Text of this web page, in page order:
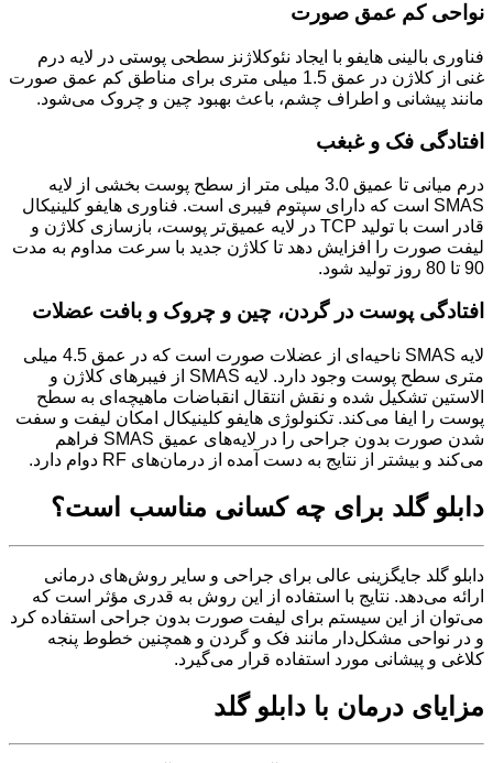
نواحی کم عمق صورت
فناوری بالینی هایفو با ایجاد نئوکلاژنز سطحی پوستی در لایه درم
غنی از کلاژن در عمق 1.5 میلی متری برای مناطق کم عمق صورت
مانند پیشانی و اطراف چشم، باعث بهبود چین و چروک می‌شود.
افتادگی فک و غبغب
درم میانی تا عمیق 3.0 میلی متر از سطح پوست بخشی از لایه
SMAS است که دارای سپتوم فیبری است. فناوری هایفو کلینیکال
قادر است با تولید TCP در لایه عمیق‌تر پوست، بازسازی کلاژن و
لیفت صورت را افزایش دهد تا کلاژن جدید با سرعت مداوم به مدت
90 تا 80 روز تولید شود.
افتادگی پوست در گردن، چین و چروک و بافت عضلات
لایه SMAS ناحیه‌ای از عضلات صورت است که در عمق 4.5 میلی
متری سطح پوست وجود دارد. لایه SMAS از فیبرهای کلاژن و
الاستین تشکیل شده و نقش انتقال انقباضات ماهیچه‌ای به سطح
پوست را ایفا می‌کند. تکنولوژی هایفو کلینیکال امکان لیفت و سفت
شدن صورت بدون جراحی را در لایه‌های عمیق SMAS فراهم
می‌کند و بیشتر از نتایج به دست آمده از درمان‌های RF دوام دارد.
دابلو گلد برای چه کسانی مناسب است؟
دابلو گلد جایگزینی عالی برای جراحی و سایر روش‌های درمانی
ارائه می‌دهد. نتایج با استفاده از این روش به قدری مؤثر است که
می‌توان از این سیستم برای لیفت صورت بدون جراحی استفاده کرد
و در نواحی مشکل‌دار مانند فک و گردن و همچنین خطوط پنجه
کلاغی و پیشانی مورد استفاده قرار می‌گیرد.
مزایای درمان با دابلو گلد